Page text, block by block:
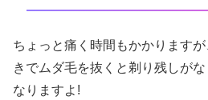
ちょっと痛く時間もかかります
きでムダ毛を抜くと剃り残しが
なりますよ!